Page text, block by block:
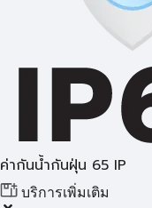
ค่ากันน้ำกันฝุ่น 65 IP
บริการเพิ่มเติม